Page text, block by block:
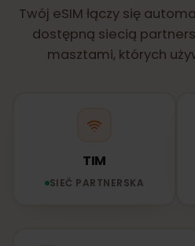
Twój eSIM łączy się
dostępną siecią
masztami, których
TIM
SIEĆ PARTNERSKA